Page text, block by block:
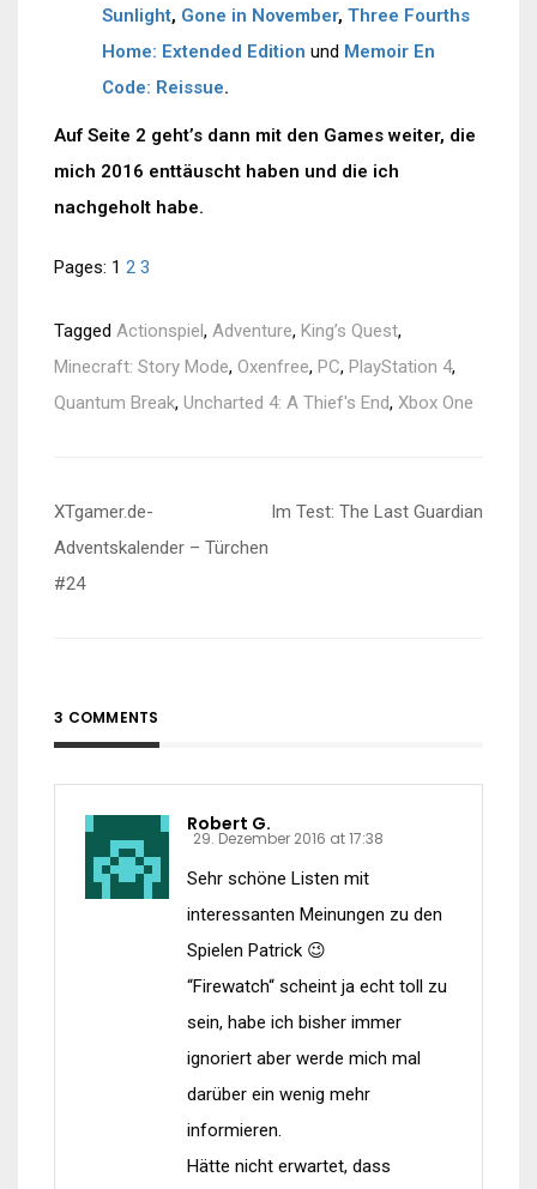
Sunlight, Gone in November, Three Fourths
Home: Extended Edition und Memoir En
Code: Reissue.
Auf Seite 2 geht’s dann mit den Games weiter, die
mich 2016 enttäuscht haben und die ich
nachgeholt habe.
Pages: 1 2 3
Tagged Actionspiel, Adventure, King’s Quest,
Minecraft: Story Mode, Oxenfree, PC, PlayStation 4,
Quantum Break, Uncharted 4: A Thief's End, Xbox One
Beitragsnavigation
XTgamer.de-
Adventskalender – Türchen
#24
Im Test: The Last Guardian
3 COMMENTS
Robert G.
29. Dezember 2016 at 17:38
Sehr schöne Listen mit
interessanten Meinungen zu den
Spielen Patrick 😉
“Firewatch“ scheint ja echt toll zu
sein, habe ich bisher immer
ignoriert aber werde mich mal
darüber ein wenig mehr
informieren.
Hätte nicht erwartet, dass